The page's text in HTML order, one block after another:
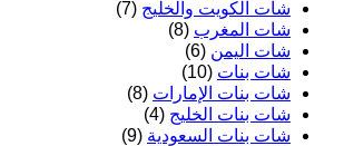
شات الكويت والخليج (7)
شات المغرب (8)
شات اليمن (6)
شات بنات (10)
شات بنات الإمارات (8)
شات بنات الخليج (4)
شات بنات السعودية (9)